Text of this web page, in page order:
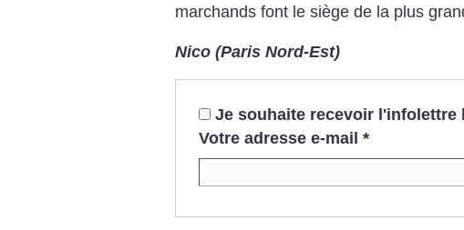
marchands font le siège de la plus
Nico (Paris Nord-Est)
Je souhaite recevoir l'infolettre
Votre adresse e-mail *